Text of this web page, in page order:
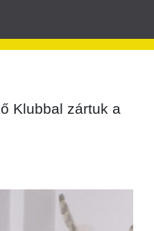
Klubbal zártuk a